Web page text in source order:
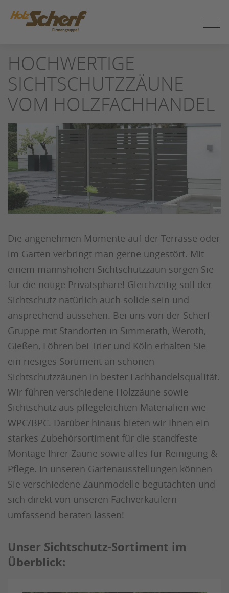
ZUM
SEITENINHALT
HOCHWERTIGE
SICHTSCHUTZZÄUNE
VOM HOLZFACHHANDEL
Die angenehmen Momente auf der Terrasse oder
im Garten verbringt man gerne ungestört. Mit
einem mannshohen Sichtschutzzaun sorgen Sie
für die nötige Privatsphäre! Gleichzeitig soll der
Sichtschutz natürlich auch solide sein und
ansprechend aussehen. Bei uns von der Scherf
Gruppe mit Standorten in Simmerath, Weroth,
Gießen, Föhren bei Trier und Köln erhalten Sie
ein riesiges Sortiment an schönen
Sichtschutzzäunen in bester Fachhandelsqualität.
Wir führen verschiedene Holzzäune sowie
Sichtschutz aus pflegeleichten Materialien wie
WPC/BPC. Darüber hinaus bieten wir Ihnen ein
starkes Zubehörsortiment für die standfeste
Montage Ihrer Zäune sowie alles für Reinigung &
Pflege. In unseren Gartenausstellungen können
Sie verschiedene Zaunmodelle begutachten und
sich direkt von unseren Fachverkäufern
umfassend beraten lassen!
Unser Sichtschutz-Sortiment im
Überblick: